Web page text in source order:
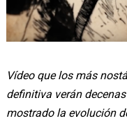
Vídeo que los más
definitiva verán
mostrado la evolución